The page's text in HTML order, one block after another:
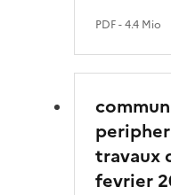
PDF- 4.4 Mio
travaux
fevrier